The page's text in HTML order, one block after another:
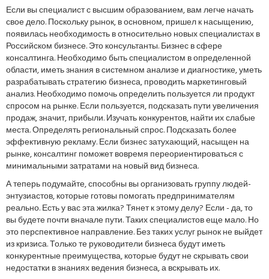
Если вы специалист с высшим образованием, вам легче начать
свое дело. Поскольку рынок, в основном, пришел к насыщению,
появилась необходимость в относительно новых специалистах в
Российском бизнесе. Это консультанты. Бизнес в сфере
консалтинга. Необходимо быть специалистом в определенной
области, иметь знания в системном анализе и диагностике, уметь
разрабатывать стратегию бизнеса, проводить маркетинговый
анализ. Необходимо помочь определить пользуется ли продукт
спросом на рынке. Если пользуется, подсказать пути увеличения
продаж, значит, прибыли. Изучать конкурентов, найти их слабые
места. Определять региональный спрос. Подсказать более
эффективную рекламу. Если бизнес затухающий, насыщен на
рынке, консалтинг поможет вовремя переориентироваться с
минимальными затратами на новый вид бизнеса.
А теперь подумайте, способны вы организовать группу людей-
энтузиастов, которые готовы помогать предпринимателям
реально. Есть у вас эта жилка? Тянет к этому делу? Если - да, то
вы будете почти вначале пути. Таких специалистов еще мало. Но
это перспективное направление. Без таких услуг рынок не выйдет
из кризиса. Только те руководители бизнеса будут иметь
конкурентные преимущества, которые будут не скрывать свои
недостатки в знаниях ведения бизнеса, а вскрывать их.